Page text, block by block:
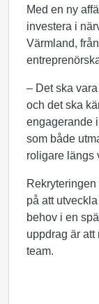
Med en ny
investera i
Värmland,
– Det ska
och det ska
engagerande
som både
roligare längs
på att
behov i en
uppdrag är att
team.